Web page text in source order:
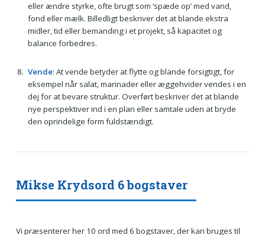
eller ændre styrke, ofte brugt som ‘spæde op’ med vand,
fond eller mælk. Billedligt beskriver det at blande ekstra
midler, tid eller bemanding i et projekt, så kapacitet og
balance forbedres.
Vende: At vende betyder at flytte og blande forsigtigt, for
eksempel når salat, marinader eller æggehvider vendes i en
dej for at bevare struktur. Overført beskriver det at blande
nye perspektiver ind i en plan eller samtale uden at bryde
den oprindelige form fuldstændigt.
Mikse Krydsord 6 bogstaver
Vi præsenterer her 10 ord med 6 bogstaver, der kan bruges til